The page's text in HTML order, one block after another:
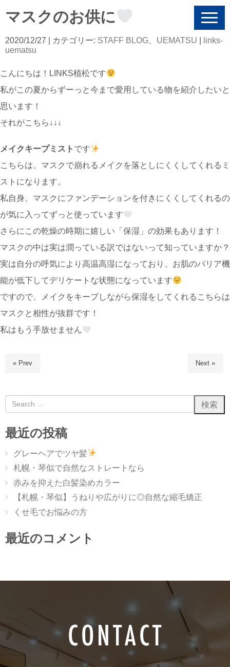
N
v
i
o
マスクのお供に
2020/12/27 | カテゴリー: STAFF BLOG UEMATSU
links-
uematsu
こんにちは！LINKS植松です
私がこの夏からずーっと今まで愛用している物を紹介したいと
思います！
それがこちら↓↓↓
メイクキープミスト です
こちらは、マスクで崩れるメイクを落としにくくしてくれるミ
ストになります。
私自身、マスクにファンデーションを付きにくくしてくれるの
が気に入ってずっと使っています
さらにこの乾燥の時期に嬉しい「保湿」の効果もあります！
マスクの中は実は潤っている訳ではないって知っていますか？
実は自分の呼気により高温高湿になっており、お肌のバリア機
能が低下してデリケートな状態になっています
ですので、メイクをキープしながら保湿をしてくれるこちらは
マスクと相性が抜群です！
私はもう手放せません
« Prev Next »
最近の投稿
グレーヘアでツヤ髪
札幌・琴似で自然なストレートなら
赤みを抑えた白髪染めカラー
【札幌・琴似】うねりや広がりに◎自然な縮毛矯正
くせ毛でお悩みの方
最近のコメント